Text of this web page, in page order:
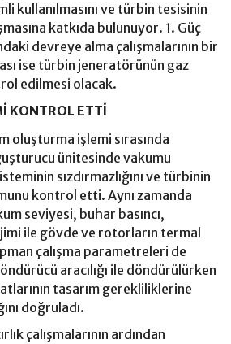
kullanılmasını ve türbin tesisinin
katkıda bulunuyor. 1. Güç
devreye alma çalışmalarının bir
ise türbin jeneratörünün gaz
edilmesi olacak.
KONTROL ETTİ
oluşturma işlemi sırasında
ünitesinde vakumu
sızdırmazlığını ve türbinin
kontrol etti. Aynı zamanda
seviyesi, buhar basıncı,
ile gövde ve rotorların termal
çalışma parametreleri de
aracılığı ile döndürülürken
tasarım gerekliliklerine
doğruladı.
çalışmalarının ardından